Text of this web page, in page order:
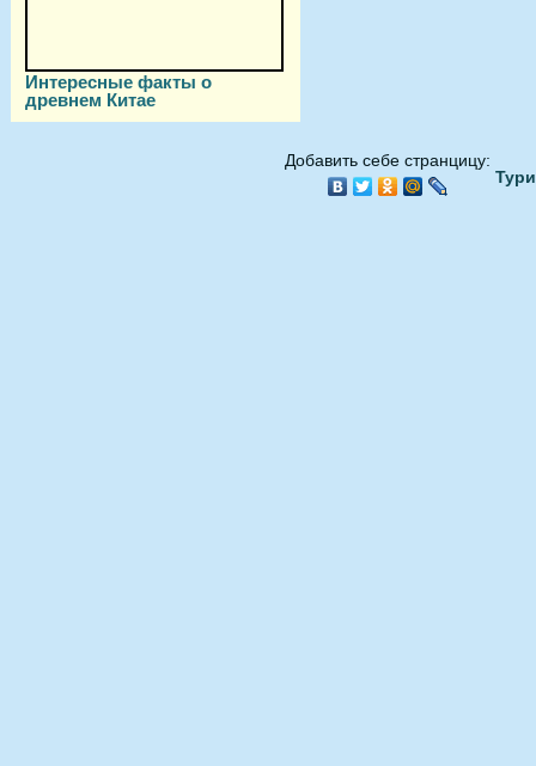
Интересные факты о
древнем Китае
Добавить себе странцицу: